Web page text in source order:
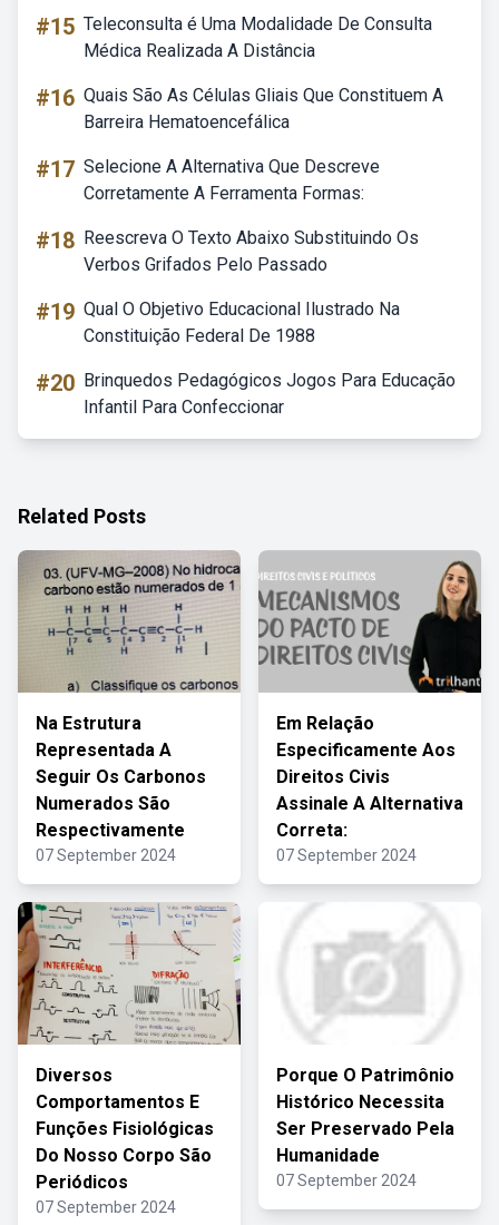
#15 Teleconsulta é Uma Modalidade De Consulta
Médica Realizada A Distância
#16 Quais São As Células Gliais Que Constituem A
Barreira Hematoencefálica
#17 Selecione A Alternativa Que Descreve
Corretamente A Ferramenta Formas:
#18 Reescreva O Texto Abaixo Substituindo Os
Verbos Grifados Pelo Passado
#19 Qual O Objetivo Educacional Ilustrado Na
Constituição Federal De 1988
#20 Brinquedos Pedagógicos Jogos Para Educação
Infantil Para Confeccionar
Related Posts
Na Estrutura
Representada A
Seguir Os Carbonos
Numerados São
Respectivamente
07 September 2024
Em Relação
Especificamente Aos
Direitos Civis
Assinale A Alternativa
Correta:
07 September 2024
Diversos
Comportamentos E
Funções Fisiológicas
Do Nosso Corpo São
Periódicos
07 September 2024
Porque O Patrimônio
Histórico Necessita
Ser Preservado Pela
Humanidade
07 September 2024